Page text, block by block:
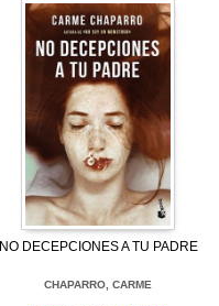
NO DECEPCIONES A TU PADRE
CHAPARRO, CARME